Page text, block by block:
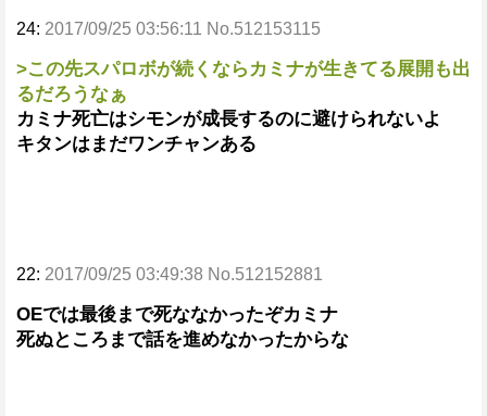
24: 2017/09/25 03:56:11 No.512153115
>この先スパロボが続くならカミナが生きてる展開も出
るだろうなぁ
カミナ死亡はシモンが成長するのに避けられないよ
キタンはまだワンチャンある
22: 2017/09/25 03:49:38 No.512152881
OEでは最後まで死ななかったぞカミナ
死ぬところまで話を進めなかったからな